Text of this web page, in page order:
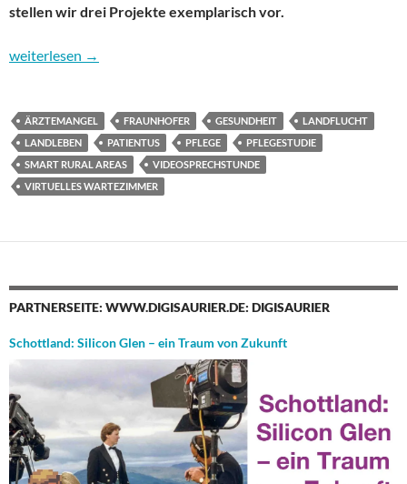
stellen wir drei Projekte exemplarisch vor.
Landleben 2.0: Medizin und Pflege werden „telegen“
weiterlesen →
ÄRZTEMANGEL FRAUNHOFER GESUNDHEIT
LANDFLUCHT
LANDLEBEN
PATIENTUS PFLEGE
PFLEGESTUDIE
SMART RURAL AREAS
VIDEOSPRECHSTUNDE
VIRTUELLES WARTEZIMMER
PARTNERSEITE: WWW.DIGISAURIER.DE: DIGISAURIER
Schottland: Silicon Glen – ein Traum von Zukunft